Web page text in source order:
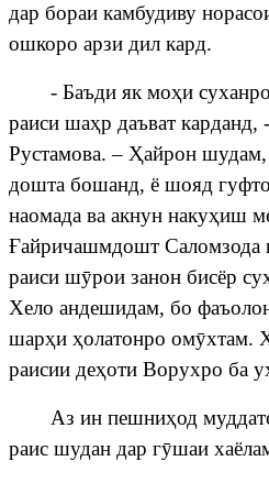
дар бораи камбудиву
ошкоро арзи дил кард.
- Баъди як моҳи
раиси шаҳр даъват карданд,
Рустамова. – Ҳайрон
дошта бошанд, ё шояд
наомада ва акнун накуҳиш
Ғайричашмдошт Саломзода
раиси шӯрои занон бисёр
Хело андешидам, бо
шарҳи ҳолатонро омӯхтам.
раисии деҳоти Ворухро ба у
Аз ин пешниҳод
раис шудан дар гӯшаи